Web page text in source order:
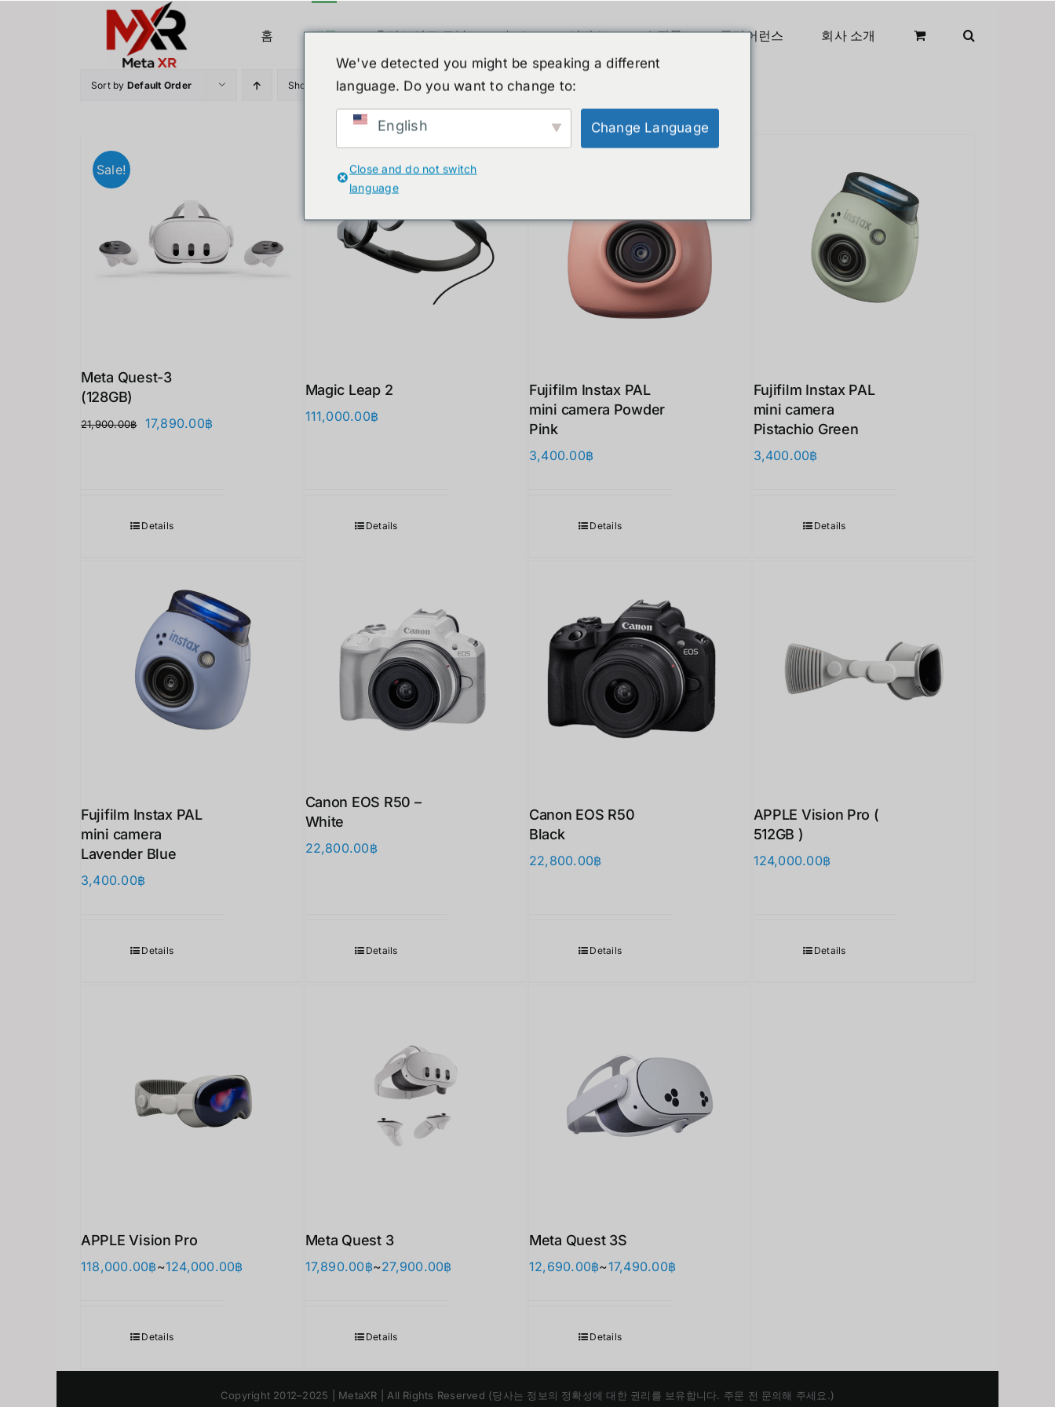
홈 제품 휴머노이드 로봇 뉴스 서비스 쇼핑몰 클리어런스 회사 소개
Sort by Default Order Show 36 Products
Sale!
Meta Quest-3
(128GB)
21,900.00฿
원
17,890.00฿
Details
Magic Leap 2
111,000.00฿
Details
Fujifilm Instax PAL
mini camera Powder
Pink
3,400.00฿
Details
Fujifilm Instax PAL
mini camera
Pistachio Green
3,400.00฿
Details
Fujifilm Instax PAL
mini camera
Lavender Blue
3,400.00฿
Details
Canon EOS R50 –
White
22,800.00฿
Details
Canon EOS R50
Black
22,800.00฿
Details
APPLE Vision Pro (
512GB )
124,000.00฿
Details
APPLE Vision Pro
118,000.00฿~124,000.00฿
Details
Meta Quest 3
17,890.00฿~27,900.00฿
Details
Meta Quest 3S
12,690.00฿~17,490.00฿
Details
Copyright 2012–2025 | MetaXR | All Rights Reserved (당사는 정보의 정확성에 대한 권리를 보유합니다. 주문 전 문의해 주세요.)
We've detected you might be speaking a different
language. Do you want to change to:
English Change Language
Close and do not switch
language